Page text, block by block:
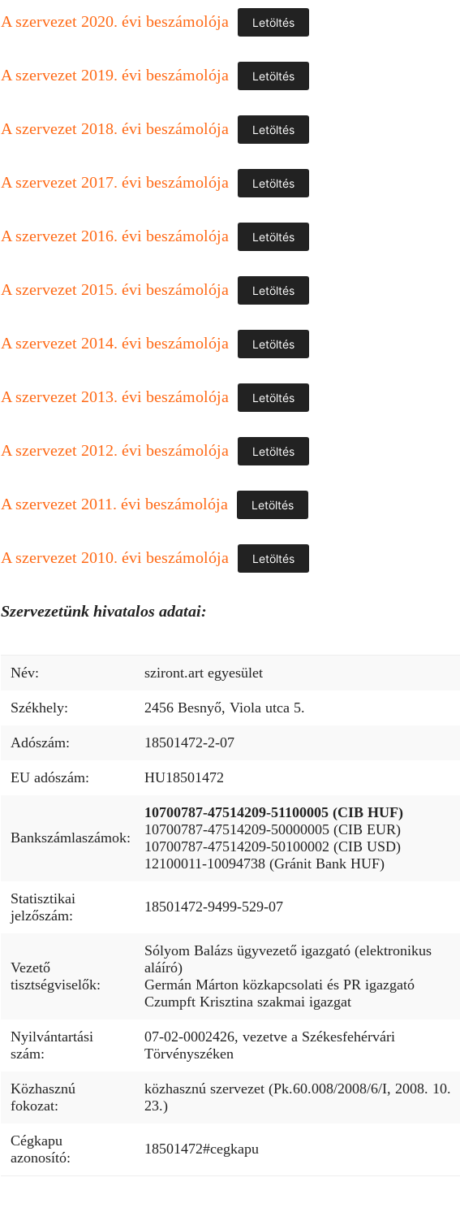
A szervezet 2020. évi beszámolója Letöltés
A szervezet 2019. évi beszámolója Letöltés
A szervezet 2018. évi beszámolója Letöltés
A szervezet 2017. évi beszámolója Letöltés
A szervezet 2016. évi beszámolója Letöltés
A szervezet 2015. évi beszámolója Letöltés
A szervezet 2014. évi beszámolója Letöltés
A szervezet 2013. évi beszámolója Letöltés
A szervezet 2012. évi beszámolója Letöltés
A szervezet 2011. évi beszámolója Letöltés
A szervezet 2010. évi beszámolója Letöltés
Szervezetünk hivatalos adatai:
Név: sziront.art egyesület
Székhely: 2456 Besnyő, Viola utca 5.
Adószám: 18501472-2-07
EU adószám: HU18501472
Bankszámlaszámok:
10700787-47514209-51100005 (CIB HUF)
10700787-47514209-50000005 (CIB EUR)
10700787-47514209-50100002 (CIB USD)
12100011-10094738 (Gránit Bank HUF)
Statisztikai
jelzőszám:
18501472-9499-529-07
Vezető
tisztségviselők:
Sólyom Balázs ügyvezető igazgató (elektronikus
aláíró)
Germán Márton közkapcsolati és PR igazgató
Czumpft Krisztina szakmai igazgat
Nyilvántartási
szám:
07-02-0002426, vezetve a Székesfehérvári
Törvényszéken
Közhasznú
fokozat:
közhasznú szervezet (Pk.60.008/2008/6/I, 2008. 10.
23.)
Cégkapu
azonosító:
18501472#cegkapu